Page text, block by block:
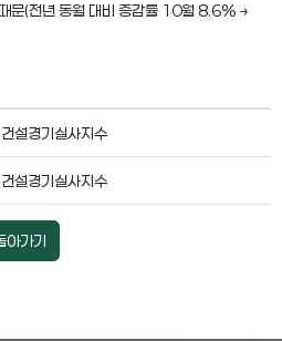
문(전년 동월 대비 증감률 10월 8.6% →
설경기실사지수
설경기실사지수
아가기